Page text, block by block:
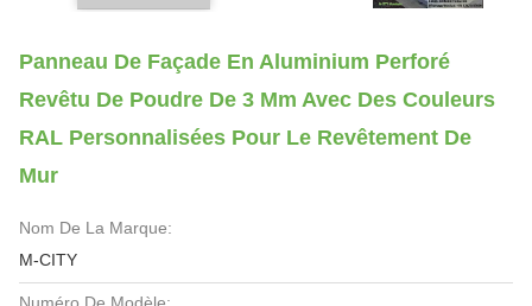
Panneau De Façade En Aluminium Perforé
Revêtu De Poudre De 3 Mm Avec Des Couleurs
RAL Personnalisées Pour Le Revêtement De
Mur
Nom De La Marque:
M-CITY